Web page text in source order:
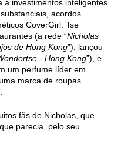
a investimentos inteligentes
acordos
CoverGirl. Tse
(a rede “Nicholas
de Hong Kong”); lançou
- Hong Kong”), e
um perfume líder em
marca de roupas
fãs de Nicholas, que
parecia, pelo seu